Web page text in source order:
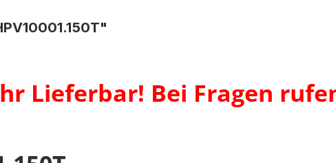
Lieferbar! Bei Fragen